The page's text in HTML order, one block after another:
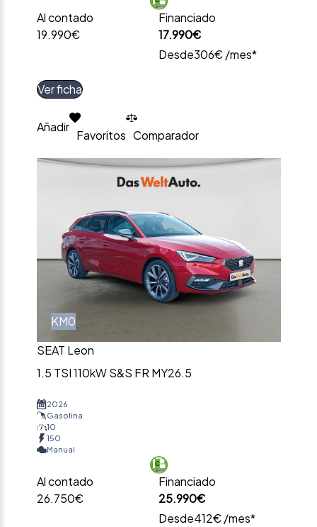
Al contado
19.990€
Financiado
17.990€
Desde306€ /mes*
Ver ficha
Añadir
Favoritos Comparador
KM0
SEAT Leon
1.5 TSI 110kW S&S FR MY26.5
2026
Gasolina
10
150
Manual
Al contado
26.750€
Financiado
25.990€
Desde412€ /mes*